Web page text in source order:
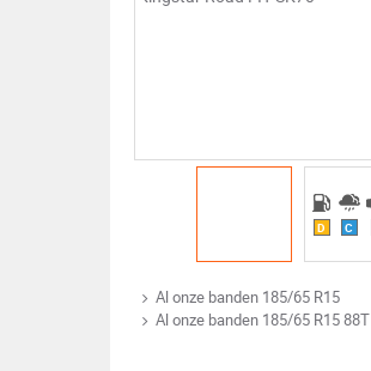
D C
Al onze banden 185/65 R15
Al onze banden 185/65 R15 88T